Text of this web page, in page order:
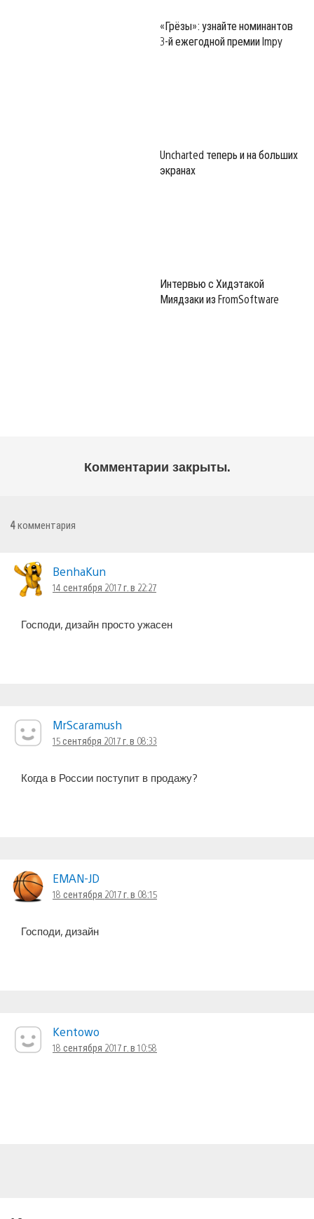
«Грёзы»: узнайте номинантов
3-й ежегодной премии Impy
Uncharted теперь и на больших
экранах
Интервью с Хидэтакой
Миядзаки из FromSoftware
Комментарии закрыты.
4комментария
BenhaKun
14 сентября 2017 г. в 22:27
Господи, дизайн просто ужасен
MrScaramush
15 сентября 2017 г. в 08:33
Когда в России поступит в продажу?
EMAN-JD
18 сентября 2017 г. в 08:15
Господи, дизайн
Kentowo
18 сентября 2017 г. в 10:58